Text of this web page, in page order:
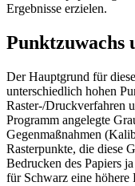
Ergebnisse erzielen.
Punktzuwachs
Der Hauptgrund für
unterschiedlich hohen
Raster-/Druckverfahren
Programm angelegte
Gegenmaßnahmen
Rasterpunkte, die diese
Bedrucken des Papiers
für Schwarz eine höhere